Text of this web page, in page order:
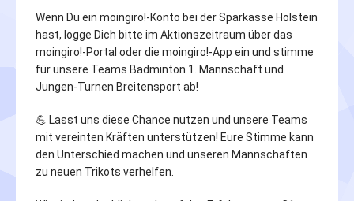
Wenn Du ein moingiro!-Konto bei der Sparkasse Holstein
hast, logge Dich bitte im Aktionszeitraum über das
moingiro!-Portal oder die moingiro!-App ein und stimme
für unsere Teams Badminton 1. Mannschaft und
Jungen-Turnen Breitensport ab!
💪 Lasst uns diese Chance nutzen und unsere Teams
mit vereinten Kräften unterstützen! Eure Stimme kann
den Unterschied machen und unseren Mannschaften
zu neuen Trikots verhelfen.